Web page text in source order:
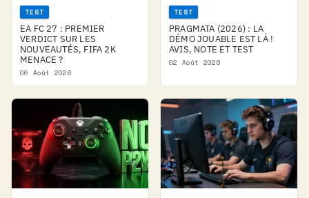
TEST
EA FC 27 : PREMIER
VERDICT SUR LES
NOUVEAUTÉS, FIFA 2K
MENACE ?
06 Août 2026
TEST
PRAGMATA (2026) : LA
DÉMO JOUABLE EST LÀ !
AVIS, NOTE ET TEST
02 Août 2026